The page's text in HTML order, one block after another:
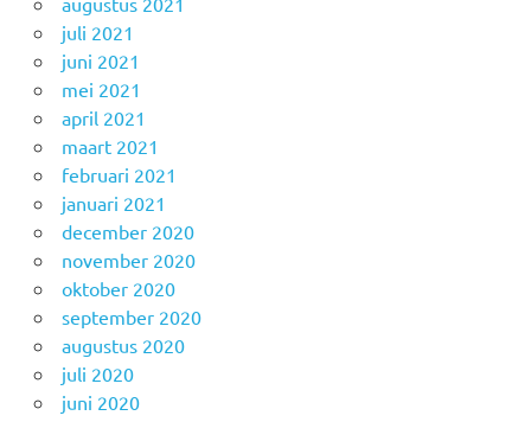
juli 2021
juni 2021
mei 2021
april 2021
maart 2021
februari 2021
januari 2021
december 2020
november 2020
oktober 2020
september 2020
augustus 2020
juli 2020
juni 2020